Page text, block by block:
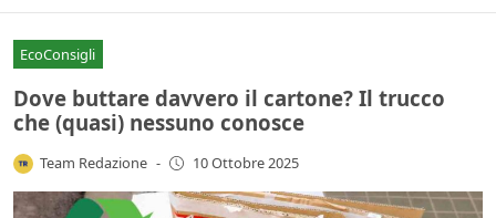
EcoConsigli
Dove buttare davvero il cartone? Il trucco
che (quasi) nessuno conosce
Team Redazione - 10 Ottobre 2025